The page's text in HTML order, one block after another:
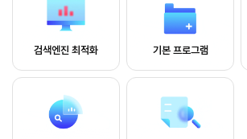
검색엔진 최적화 기본 프로그램